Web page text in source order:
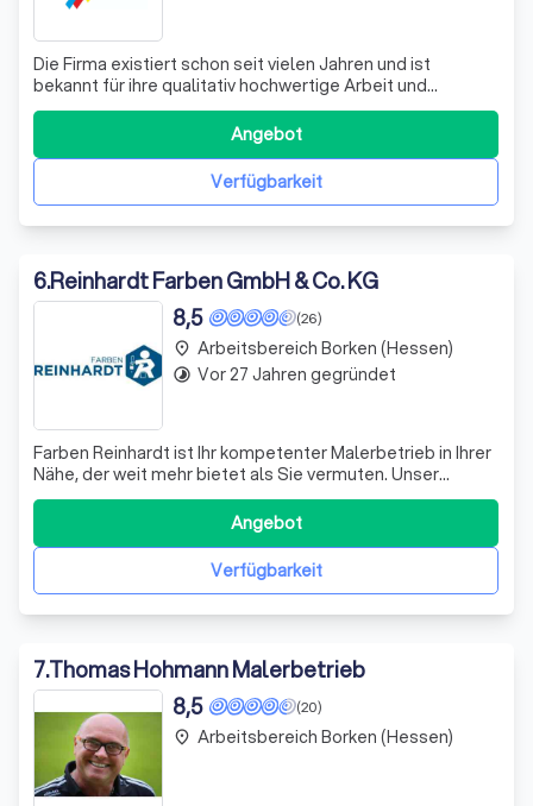
Die Firma existiert schon seit vielen Jahren und ist
bekannt für ihre qualitativ hochwertige Arbeit und
Zuverlässigkeit. Mit jahrelanger Arbeitserfahrung
garantieren unsere Mitarbeiter, dass sämtliche Arbeiten
stets optimal und gewissenhaft ausgeführt werden.
Brillux ist Hersteller und Marktführer
Verfügbarkeit
Angebot
6.Reinhardt Farben GmbH & Co. KG
(26)
8,5
Farben Reinhardt ist Ihr kompetenter Malerbetrieb in Ihrer
Nähe, der weit mehr bietet als Sie vermuten. Unser
Leistungsspektrum ist sehr umfangreich und reicht von
Maler- und Putzarbeiten über Trockenbau und
Innenausbau bis hin zu Bodenbelagsarbeiten. Wir sind
auch Spezialisten für energetische Sani
Verfügbarkeit
Angebot
place Arbeitsbereich Borken (Hessen)
timelapse Vor 27 Jahren gegründet
7.Thomas Hohmann Malerbetrieb
(20)
8,5
place Arbeitsbereich Borken (Hessen)